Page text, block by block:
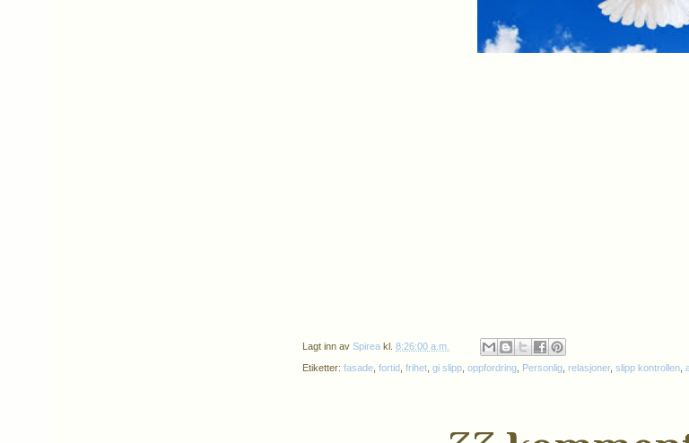
Lagt inn av Spirea kl. 8:26:00 a.m.
Etiketter: fasade fortid frihet gi slipp oppfordring Personlig relasjoner, slipp kontrollen